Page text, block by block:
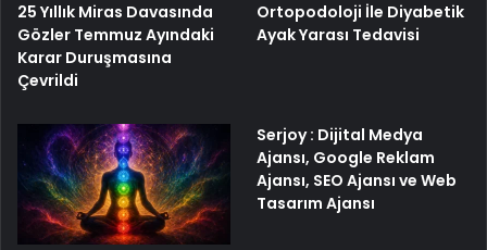
25 Yıllık Miras Davasında
Gözler Temmuz Ayındaki
Karar Duruşmasına
Çevrildi
Ortopodoloji İle Diyabetik
Ayak Yarası Tedavisi
Serjoy : Dijital Medya
Ajansı, Google Reklam
Ajansı, SEO Ajansı ve Web
Tasarım Ajansı